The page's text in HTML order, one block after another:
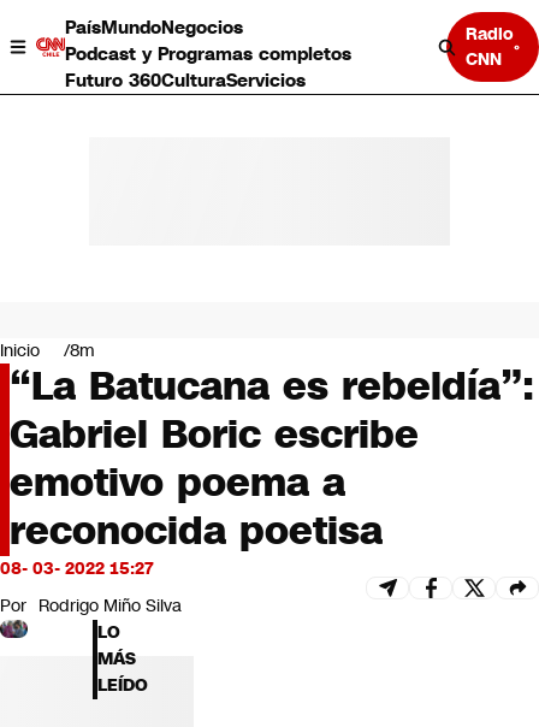
PaísMundoNegocios
Podcast y Programas completos
Futuro 360CulturaServicios
Radio
CNN
Negocios
Deportes
Programas completos
Cultura
Servicios
Bits
CNN tiempo
Futuro 360
Inicio 8m
“La Batucana es rebeldía”:
Gabriel Boric escribe
emotivo poema a
reconocida poetisa
08- 03- 2022 15:27
Por Rodrigo Miño Silva
LO
MÁS
LEÍDO